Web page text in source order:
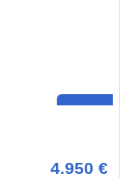
4.950 €